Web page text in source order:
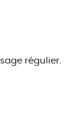
régulier.